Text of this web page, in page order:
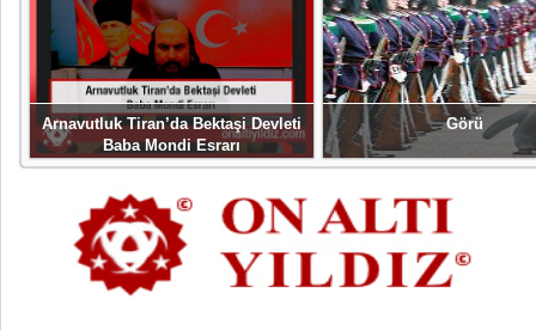
Arnavutluk Tiran’da Bektaşi Devleti
Baba Mondi Esrarı
Görü